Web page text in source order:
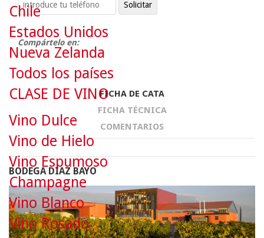
Compártelo en:
FICHA DE CATA
FICHA TÉCNICA
COMENTARIOS
BODEGA DÍAZ BAYO
Chile
Estados Unidos
Nueva Zelanda
Todos los países
CLASE DE VINO
Vino Dulce
Vino de Hielo
Vino Espumoso
Champagne
Vino Blanco
Vino Rosado